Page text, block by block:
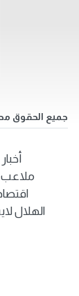
جميع الحقوق
أخبار
ملاعب
الهلال